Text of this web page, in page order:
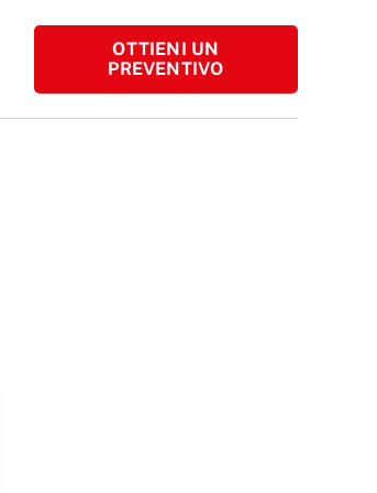
OTTIENI UN
PREVENTIVO